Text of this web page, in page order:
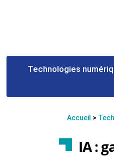
Technologies
Accueil >
IA :